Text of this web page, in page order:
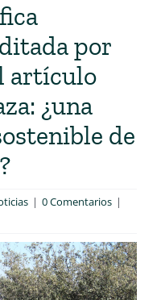
por
artículo
¿una
de
| 0 Comentarios |